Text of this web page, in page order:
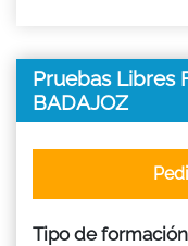
Pruebas Libres
BADAJOZ
Tipo de formación